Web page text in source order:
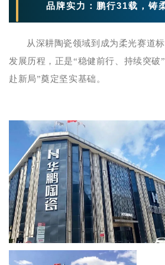
品牌实力：鹏行31载，铸
从深耕陶瓷领域到成为柔光赛道
发展历程，正是“稳健前行、持续突破
赴新局”奠定坚实基础。